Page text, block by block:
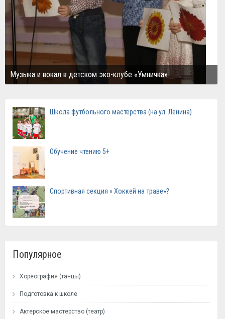
Музыка и вокал в детском эко-клубе «Умничка»
Школа футбольного мастерства (на ул. Ленина)
Обучение чтению 5+
Спортивная секция « Хоккей на траве»?
Популярное
Хореография (танцы)
Подготовка к школе
Актерское мастерство (театр)